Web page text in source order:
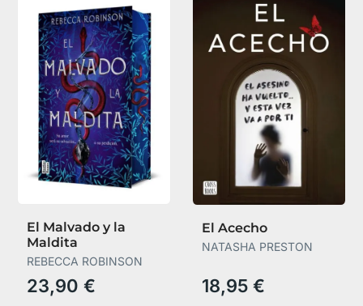
El Malvado y la
Maldita
REBECCA ROBINSON
23,90 €
El Acecho
NATASHA PRESTON
18,95 €